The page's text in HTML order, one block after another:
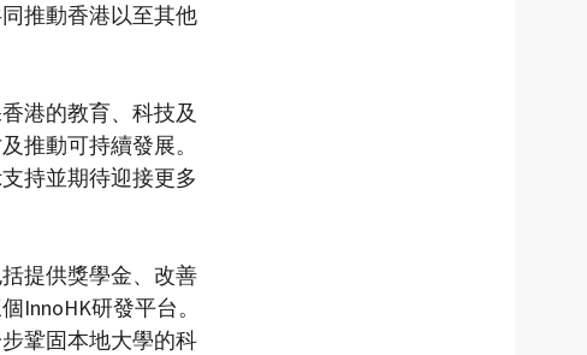
推動香港以至其他
港的教育、科技及
推動可持續發展。
持並期待迎接更多
提供獎學金、改善
InnoHK研發平台。
鞏固本地大學的科